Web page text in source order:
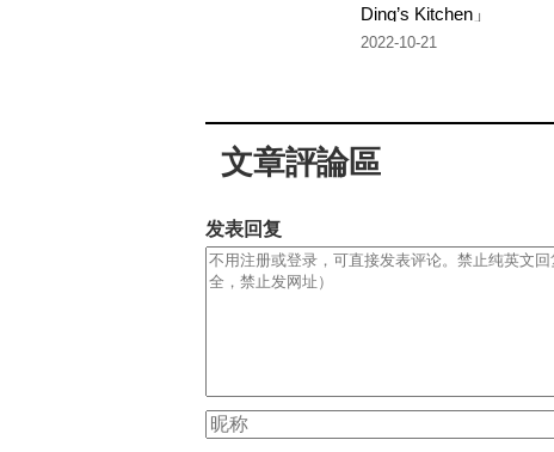
Ding’s Kitchen」
2022-10-21
文章評論區
发表回复